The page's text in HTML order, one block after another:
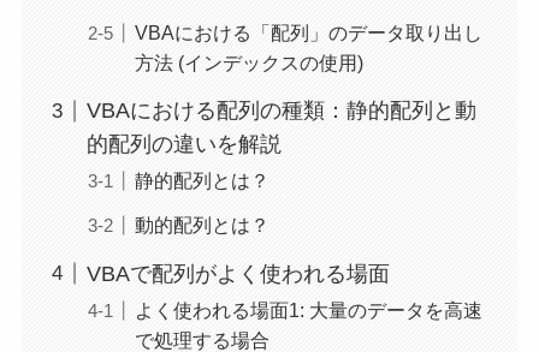
VBAにおける「配列」のデータ取り出し
方法 (インデックスの使用)
VBAにおける配列の種類：静的配列と動
的配列の違いを解説
静的配列とは？
動的配列とは？
VBAで配列がよく使われる場面
よく使われる場面1: 大量のデータを高速
で処理する場合